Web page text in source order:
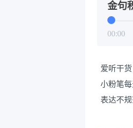
金句
00:00
爱听干
小粉笔
表达不